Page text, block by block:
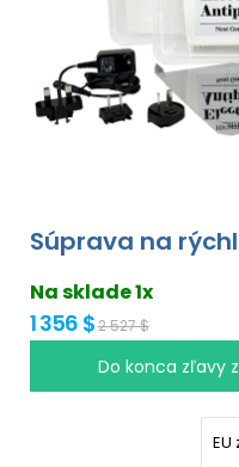
Súprava na
Na sklade 1x
1 356 $2 527 $
Do konca zľavy